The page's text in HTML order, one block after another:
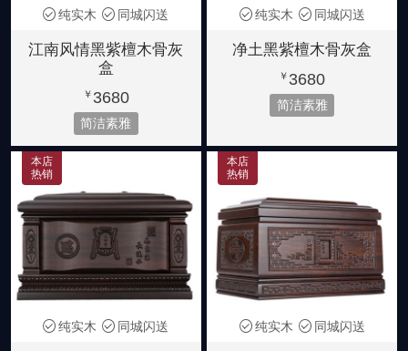
纯实木 同城闪送
江南风情黑紫檀木骨灰
盒
￥ 3680
简洁素雅
纯实木 同城闪送
净土黑紫檀木骨灰盒
￥ 3680
简洁素雅
本店
热销
纯实木 同城闪送
本店
热销
纯实木 同城闪送